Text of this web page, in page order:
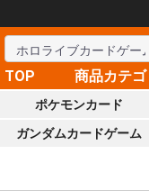
TOP 商品カテゴ
ポケモンカード
ガンダムカードゲーム